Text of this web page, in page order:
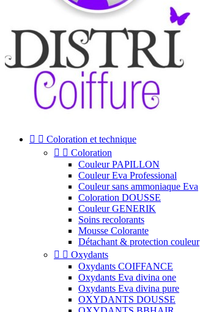
  Coloration et technique
  Coloration
Couleur PAPILLON
Couleur Eva Professional
Couleur sans ammoniaque Eva
Coloration DOUSSE
Couleur GENERIK
Soins recolorants
Mousse Colorante
Détachant & protection couleur
  Oxydants
Oxydants COIFFANCE
Oxydants Eva divina one
Oxydants Eva divina pure
OXYDANTS DOUSSE